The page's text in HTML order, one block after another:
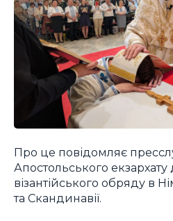
Про це повідомляє
Апостольського екзархату
візантійського обряду в
та Скандинавії.